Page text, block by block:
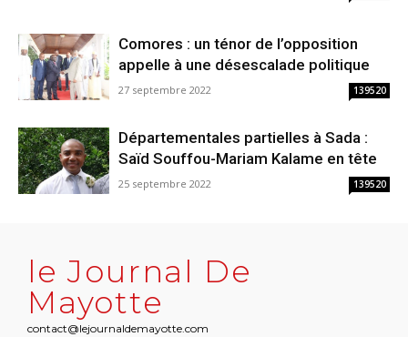
Comores : un ténor de l’opposition
appelle à une désescalade politique
27 septembre 2022 139520
Départementales partielles à Sada :
Saïd Souffou-Mariam Kalame en tête
25 septembre 2022 139520
le Journal De
Mayotte
contact@lejournaldemayotte.com